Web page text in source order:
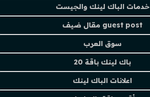
خدمات الباك لينك والجيست
guest post مقال ضيف
سوق العرب
باك لينك باقة 20
اعلانات الباك لينك